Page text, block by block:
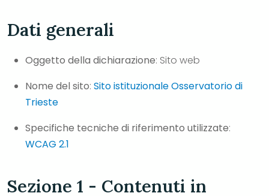
Dati generali
Oggetto della dichiarazione: Sito web
Nome del sito: Sito istituzionale Osservatorio di
Trieste
Specifiche tecniche di riferimento utilizzate:
WCAG 2.1
Sezione 1 - Contenuti in